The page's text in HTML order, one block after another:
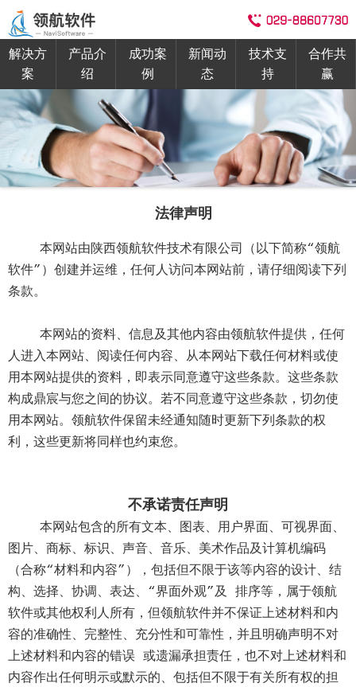
解决方
案
产品介
绍
成功案
例
新闻动
态
技术支
持
合作共
赢
法律声明
本网站由陕西领航软件技术有限公司（以下简称“领航
软件”）创建并运维，任何人访问本网站前，请仔细阅读下列
条款。
本网站的资料、信息及其他内容由领航软件提供，任何
人进入本网站、阅读任何内容、从本网站下载任何材料或使
用本网站提供的资料，即表示同意遵守这些条款。这些条款
构成鼎宸与您之间的协议。若不同意遵守这些条款，切勿使
用本网站。领航软件保留未经通知随时更新下列条款的权
利，这些更新将同样也约束您。
不承诺责任声明
本网站包含的所有文本、图表、用户界面、可视界面、
图片、商标、标识、声音、音乐、美术作品及计算机编码
（合称“材料和内容”），包括但不限于该等内容的设计、结
构、选择、协调、表达、“界面外观”及 排序等，属于领航
软件或其他权利人所有，但领航软件并不保证上述材料和内
容的准确性、完整性、充分性和可靠性，并且明确声明不对
上述材料和内容的错误 或遗漏承担责任，也不对上述材料和
内容作出任何明示或默示的、包括但不限于有关所有权的担